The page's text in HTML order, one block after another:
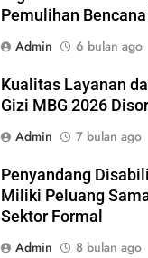
Pemulihan
Admin
6 bulan ago
Kualitas Layanan
Gizi MBG 2026
Admin
7 bulan ago
Penyandang
Miliki Peluang
Sektor Formal
Admin
8 bulan ago